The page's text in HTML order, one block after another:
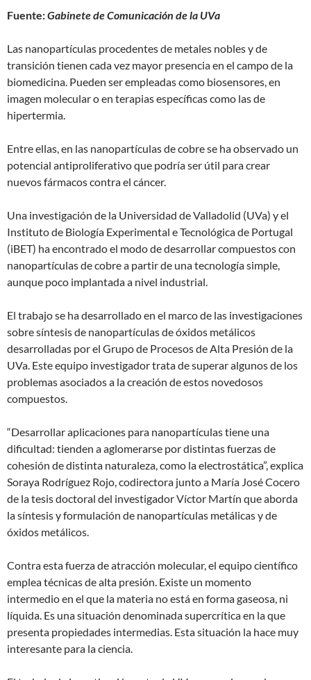
Fuente:Gabinete de Comunicación de la UVa
Las nanopartículas procedentes de metales nobles y de
transición tienen cada vez mayor presencia en el campo de la
biomedicina. Pueden ser empleadas como biosensores, en
imagen molecular o en terapias específicas como las de
hipertermia.
Entre ellas, en las nanopartículas de cobre se ha observado un
potencial antiproliferativo que podría ser útil para crear
nuevos fármacos contra el cáncer.
Una investigación de la Universidad de Valladolid (UVa) y el
Instituto de Biología Experimental e Tecnológica de Portugal
(iBET) ha encontrado el modo de desarrollar compuestos con
nanopartículas de cobre a partir de una tecnología simple,
aunque poco implantada a nivel industrial.
El trabajo se ha desarrollado en el marco de las investigaciones
sobre síntesis de nanopartículas de óxidos metálicos
desarrolladas por el Grupo de Procesos de Alta Presión de la
UVa. Este equipo investigador trata de superar algunos de los
problemas asociados a la creación de estos novedosos
compuestos.
“Desarrollar aplicaciones para nanopartículas tiene una
dificultad: tienden a aglomerarse por distintas fuerzas de
cohesión de distinta naturaleza, como la electrostática”, explica
Soraya Rodríguez Rojo, codirectora junto a María José Cocero
de la tesis doctoral del investigador Víctor Martín que aborda
la síntesis y formulación de nanopartículas metálicas y de
óxidos metálicos.
Contra esta fuerza de atracción molecular, el equipo científico
emplea técnicas de alta presión. Existe un momento
intermedio en el que la materia no está en forma gaseosa, ni
líquida. Es una situación denominada supercrítica en la que
presenta propiedades intermedias. Esta situación la hace muy
interesante para la ciencia.